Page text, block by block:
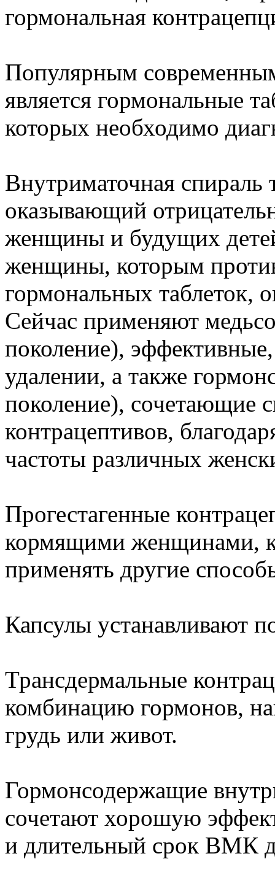
гормональная
Популярным
является гормональные
которых необходимо
Внутриматочная
оказывающий
женщины и будущих
женщины, которым
гормональных таблеток,
Сейчас применяют
поколение),
удалении, а также
поколение), сочетающие
контрацептивов,
частоты различных
Прогестагенные
кормящими женщинами,
применять другие
Капсулы устанавливают
Трансдермальные
комбинацию гормонов,
грудь или живот.
Гормонсодержащие
сочетают хорошую
и длительный срок ВМК